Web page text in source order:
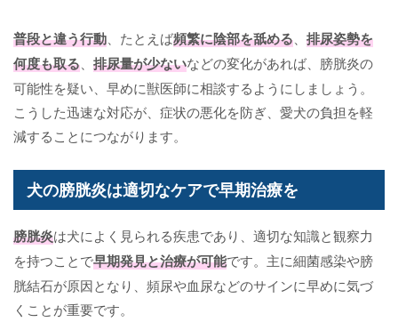
普段と違う行動 、たとえば頻繁に陰部を舐める
排尿姿勢を
何度も取る
排尿量が少ないなどの変化があれば、膀胱炎の
可能性を疑い、早めに獣医師に相談するようにしましょう。
こうした迅速な対応が、症状の悪化を防ぎ、愛犬の負担を軽
減することにつながります。
犬の膀胱炎は適切なケアで早期治療を
膀胱炎は犬によく見られる疾患であり、適切な知識と観察力
を持つことで早期発見と治療が可能です。主に細菌感染や膀
胱結石が原因となり、頻尿や血尿などのサインに早めに気づ
くことが重要です。